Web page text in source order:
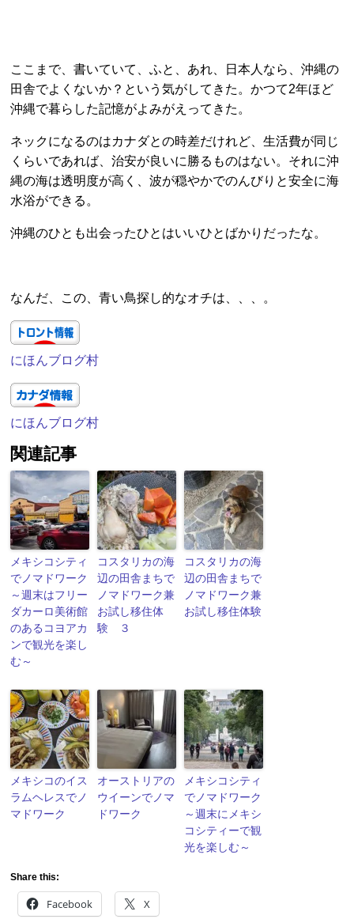
ここまで、書いていて、ふと、あれ、日本人なら、沖縄の
田舎でよくないか？という気がしてきた。かつて2年ほど
沖縄で暮らした記憶がよみがえってきた。
ネックになるのはカナダとの時差だけれど、生活費が同じ
くらいであれば、治安が良いに勝るものはない。それに沖
縄の海は透明度が高く、波が穏やかでのんびりと安全に海
水浴ができる。
沖縄のひとも出会ったひとはいいひとばかりだったな。
なんだ、この、青い鳥探し的なオチは、、、。
にほんブログ村
にほんブログ村
関連記事
メキシコシティ
でノマドワーク
～週末はフリー
ダカーロ美術館
のあるコヨアカ
ンで観光を楽し
む～
コスタリカの海
辺の田舎まちで
ノマドワーク兼
お試し移住体
験 ３
コスタリカの海
辺の田舎まちで
ノマドワーク兼
お試し移住体験
メキシコのイス
ラムヘレスでノ
マドワーク
オーストリアの
ウイーンでノマ
ドワーク
メキシコシティ
でノマドワーク
～週末にメキシ
コシティーで観
光を楽しむ～
Share this:
Facebook X